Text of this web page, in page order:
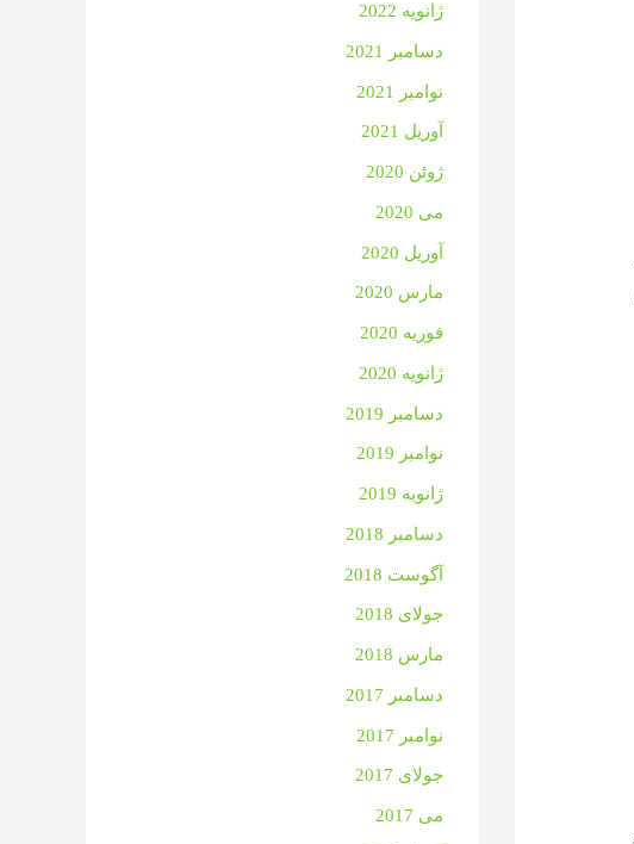
ژانویه 2022
دسامبر 2021
نوامبر 2021
آوریل 2021
ژوئن 2020
می 2020
آوریل 2020
مارس 2020
فوریه 2020
ژانویه 2020
دسامبر 2019
نوامبر 2019
ژانویه 2019
دسامبر 2018
آگوست 2018
جولای 2018
مارس 2018
دسامبر 2017
نوامبر 2017
جولای 2017
می 2017